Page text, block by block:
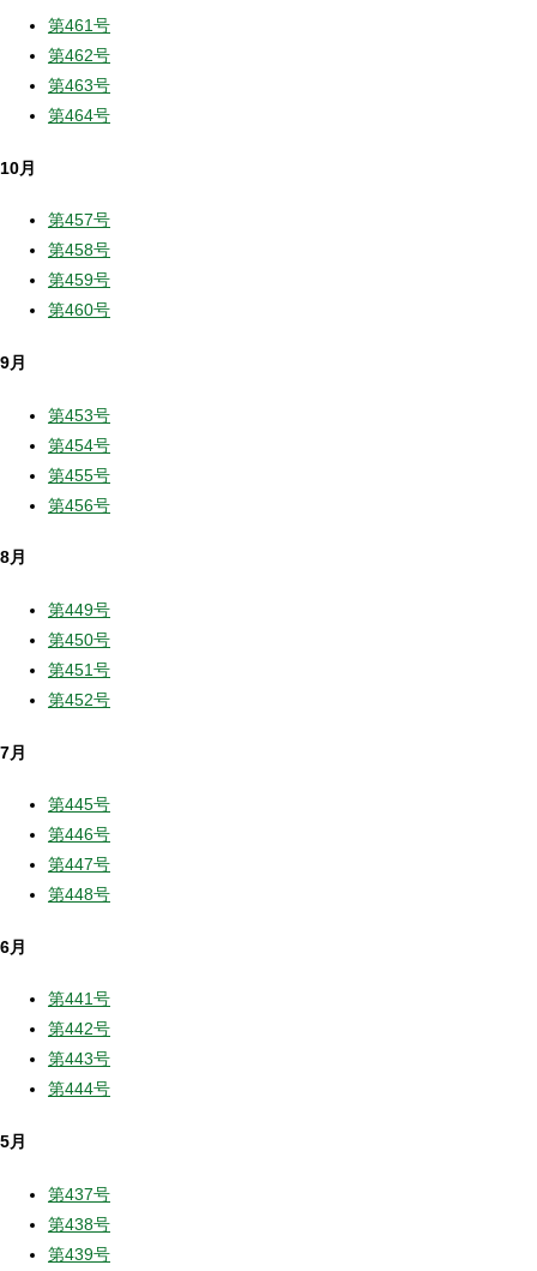
第461号
第462号
第463号
第464号
10月
第457号
第458号
第459号
第460号
9月
第453号
第454号
第455号
第456号
8月
第449号
第450号
第451号
第452号
7月
第445号
第446号
第447号
第448号
6月
第441号
第442号
第443号
第444号
5月
第437号
第438号
第439号